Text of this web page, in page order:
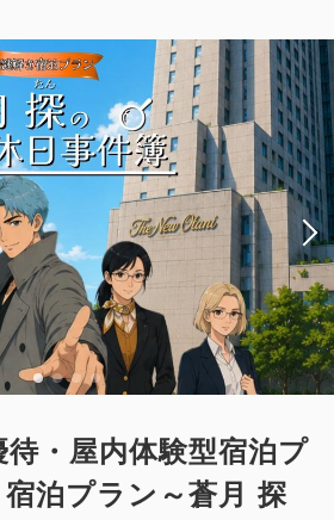
待・屋内体験型宿泊プ
泊プラン～蒼月 探